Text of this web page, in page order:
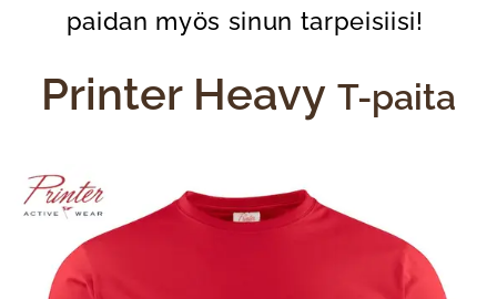
paidan myös sinun tarpeisiisi!
Printer Heavy T-paita